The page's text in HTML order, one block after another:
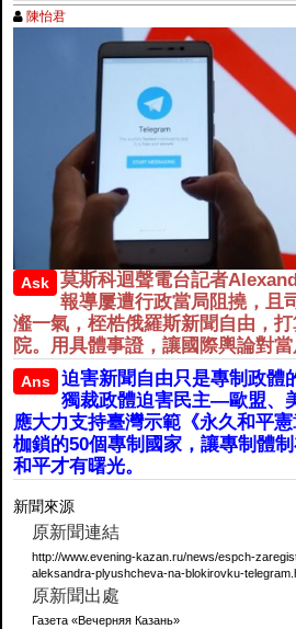
陳怡君
Ask
莫斯科迴聲電台記者
報導屢遭行政當局阻撓，且
瀣一氣，桎梏俄羅斯新聞自由，
院。用具體事證，讓國際輿論對當
Ans
迫害新聞自由只是專制政體
獨裁政體迫害民主—歐盟、
應大力支持臺灣示範《永久和平
枷鎖的50個專制國家，讓專制體
和平才有曙光。
新聞來源
原新聞連結
http://www.evening-kazan.ru/news/espch-
aleksandra-plyushcheva-na-blokirovku-
原新聞出處
Газета «Вечерняя Казань»